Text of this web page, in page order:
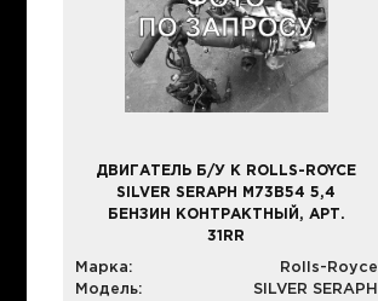
ДВИГАТЕЛЬ Б/У К ROLLS-ROYCE
SILVER SERAPH M73B54 5,4
БЕНЗИН КОНТРАКТНЫЙ, АРТ.
31RR
Марка:
Rolls-Royce
Модель:
SILVER SERAPH